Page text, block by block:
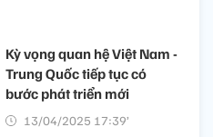
Kỳ vọng quan hệ Việt Nam -
Trung Quốc tiếp tục có
bước phát triển mới
13/04/2025 17:39’